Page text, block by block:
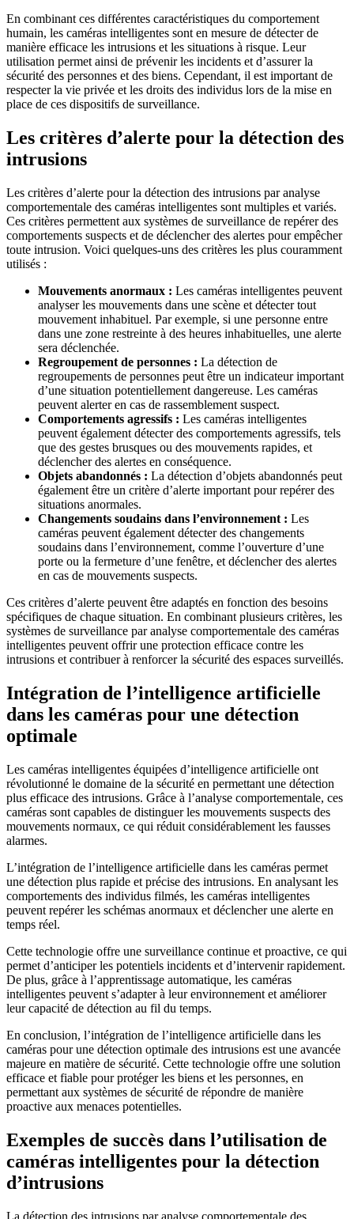
En combinant ces différentes caractéristiques du comportement
humain, les caméras intelligentes sont en mesure de détecter de
manière efficace les intrusions et les situations à risque. Leur
utilisation permet ainsi de prévenir les incidents et d’assurer la
sécurité des personnes et des biens. Cependant, il est important de
respecter la vie privée et les droits des individus lors de la mise en
place de ces dispositifs de surveillance.
Les critères d’alerte pour la détection des
intrusions
Les critères d’alerte pour la détection des intrusions par analyse
comportementale des caméras intelligentes sont multiples et variés.
Ces critères permettent aux systèmes de surveillance de repérer des
comportements suspects et de déclencher des alertes pour empêcher
toute intrusion. Voici quelques-uns des critères les plus couramment
utilisés :
Mouvements anormaux : Les caméras intelligentes peuvent
analyser les mouvements dans une scène et détecter tout
mouvement inhabituel. Par exemple, si une personne entre
dans une zone restreinte à des heures inhabituelles, une alerte
sera déclenchée.
Regroupement de personnes : La détection de
regroupements de personnes peut être un indicateur important
d’une situation potentiellement dangereuse. Les caméras
peuvent alerter en cas de rassemblement suspect.
Comportements agressifs : Les caméras intelligentes
peuvent également détecter des comportements agressifs, tels
que des gestes brusques ou des mouvements rapides, et
déclencher des alertes en conséquence.
Objets abandonnés : La détection d’objets abandonnés peut
également être un critère d’alerte important pour repérer des
situations anormales.
Changements soudains dans l’environnement : Les
caméras peuvent également détecter des changements
soudains dans l’environnement, comme l’ouverture d’une
porte ou la fermeture d’une fenêtre, et déclencher des alertes
en cas de mouvements suspects.
Ces critères d’alerte peuvent être adaptés en fonction des besoins
spécifiques de chaque situation. En combinant plusieurs critères, les
systèmes de surveillance par analyse comportementale des caméras
intelligentes peuvent offrir une protection efficace contre les
intrusions et contribuer à renforcer la sécurité des espaces surveillés.
Intégration de l’intelligence artificielle
dans les caméras pour une détection
optimale
Les caméras intelligentes équipées d’intelligence artificielle ont
révolutionné le domaine de la sécurité en permettant une détection
plus efficace des intrusions. Grâce à l’analyse comportementale, ces
caméras sont capables de distinguer les mouvements suspects des
mouvements normaux, ce qui réduit considérablement les fausses
alarmes.
L’intégration de l’intelligence artificielle dans les caméras permet
une détection plus rapide et précise des intrusions. En analysant les
comportements des individus filmés, les caméras intelligentes
peuvent repérer les schémas anormaux et déclencher une alerte en
temps réel.
Cette technologie offre une surveillance continue et proactive, ce qui
permet d’anticiper les potentiels incidents et d’intervenir rapidement.
De plus, grâce à l’apprentissage automatique, les caméras
intelligentes peuvent s’adapter à leur environnement et améliorer
leur capacité de détection au fil du temps.
En conclusion, l’intégration de l’intelligence artificielle dans les
caméras pour une détection optimale des intrusions est une avancée
majeure en matière de sécurité. Cette technologie offre une solution
efficace et fiable pour protéger les biens et les personnes, en
permettant aux systèmes de sécurité de répondre de manière
proactive aux menaces potentielles.
Exemples de succès dans l’utilisation de
caméras intelligentes pour la détection
d’intrusions
La détection des intrusions par analyse comportementale des